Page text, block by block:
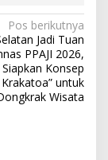
Pos berikutnya
Jadi Tuan
PPAJI 2026,
Konsep
untuk
Wisata